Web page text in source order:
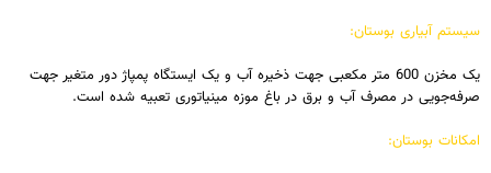
سیستم آبیاری بوستان:
یک مخزن 600 متر مکعبی جهت ذخیره آب و یک ایستگاه پمپاژ دور متغیر جهت
صرفه‌جویی در مصرف آب و برق در باغ موزه مینیاتوری تعبیه شده است.
امکانات بوستان: